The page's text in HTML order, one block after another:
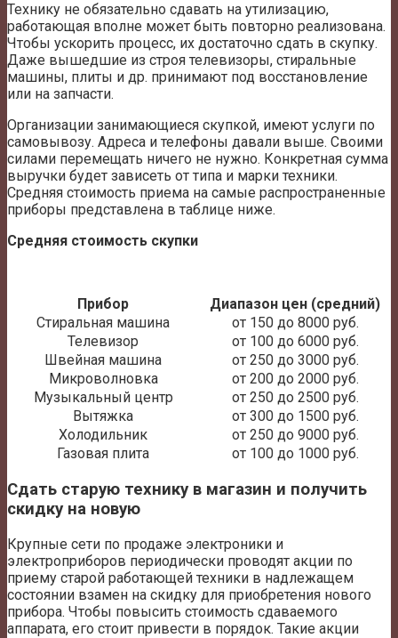
Технику не обязательно сдавать на утилизацию,
работающая вполне может быть повторно реализована.
Чтобы ускорить процесс, их достаточно сдать в скупку.
Даже вышедшие из строя телевизоры, стиральные
машины, плиты и др. принимают под восстановление
или на запчасти.
Организации занимающиеся скупкой, имеют услуги по
самовывозу. Адреса и телефоны давали выше. Своими
силами перемещать ничего не нужно. Конкретная сумма
выручки будет зависеть от типа и марки техники.
Средняя стоимость приема на самые распространенные
приборы представлена в таблице ниже.
Средняя стоимость скупки
Прибор
Диапазон цен (средний)
Стиральная машина
от 150 до 8000 руб.
Телевизор
от 100 до 6000 руб.
Швейная машина
от 250 до 3000 руб.
Микроволновка
от 200 до 2000 руб.
Музыкальный центр
от 250 до 2500 руб.
Вытяжка
от 300 до 1500 руб.
Холодильник
от 250 до 9000 руб.
Газовая плита
от 100 до 1000 руб.
Сдать старую технику в магазин и получить
скидку на новую
Крупные сети по продаже электроники и
электроприборов периодически проводят акции по
приему старой работающей техники в надлежащем
состоянии взамен на скидку для приобретения нового
прибора. Чтобы повысить стоимость сдаваемого
аппарата, его стоит привести в порядок. Такие акции